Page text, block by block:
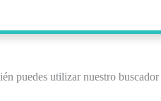
puedes utilizar nuestro buscador